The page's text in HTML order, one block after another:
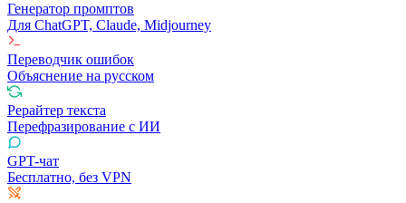
Генератор промптов
Для ChatGPT, Claude, Midjourney
Переводчик ошибок
Объяснение на русском
Рерайтер текста
Перефразирование с ИИ
GPT-чат
Бесплатно, без VPN